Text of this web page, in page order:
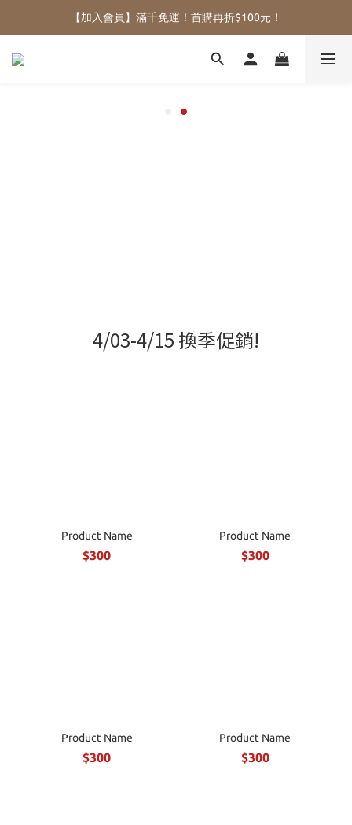
【加入會員】滿千免運！首購再折$100元！
4/03-4/15 換季促銷!
Product Name
$300
Product Name
$300
Product Name
$300
Product Name
$300